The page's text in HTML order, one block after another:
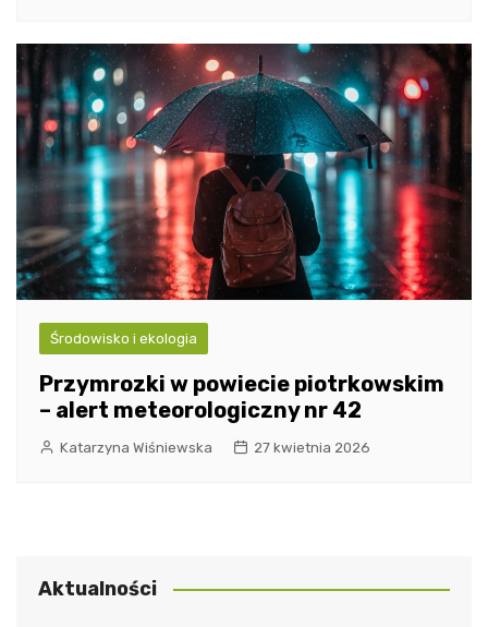
Środowisko i ekologia
Przymrozki w powiecie piotrkowskim
– alert meteorologiczny nr 42
Katarzyna Wiśniewska 27 kwietnia 2026
Aktualności